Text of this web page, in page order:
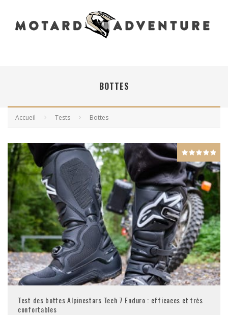
BOTTES
Accueil Tests Bottes
Test des bottes Alpinestars Tech 7 Enduro : efficaces et très
confortables